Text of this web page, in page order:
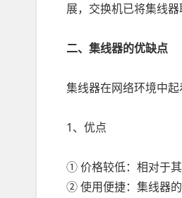
展，交换机已将集线
二、集线器的优缺点
集线器在网络环境中起
1、优点
① 价格较低：相对于其
② 使用便捷：集线器的